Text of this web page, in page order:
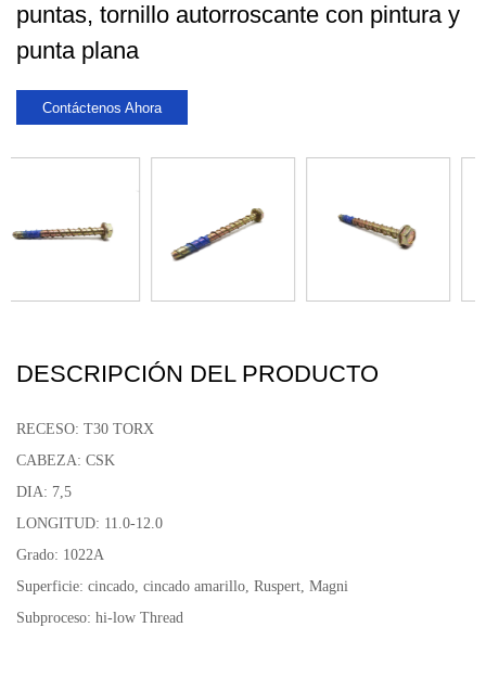
puntas, tornillo autorroscante con pintura y
punta plana
Contáctenos Ahora
DESCRIPCIÓN DEL PRODUCTO
RECESO: T30 TORX
CABEZA: CSK
DIA: 7,5
LONGITUD: 11.0-12.0
Grado: 1022A
Superficie: cincado, cincado amarillo, Ruspert, Magni
Subproceso: hi-low Thread